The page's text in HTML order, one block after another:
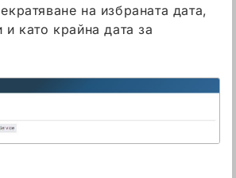
на избраната дата,
като крайна дата за